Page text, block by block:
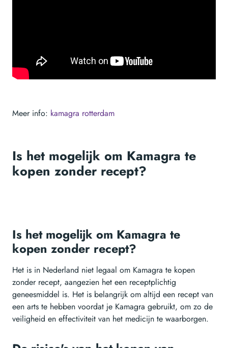
Meer info: kamagra rotterdam
Is het mogelijk om Kamagra te
kopen zonder recept?
Is het mogelijk om Kamagra te
kopen zonder recept?
Het is in Nederland niet legaal om Kamagra te kopen
zonder recept, aangezien het een receptplichtig
geneesmiddel is. Het is belangrijk om altijd een recept van
een arts te hebben voordat je Kamagra gebruikt, om zo de
veiligheid en effectiviteit van het medicijn te waarborgen.